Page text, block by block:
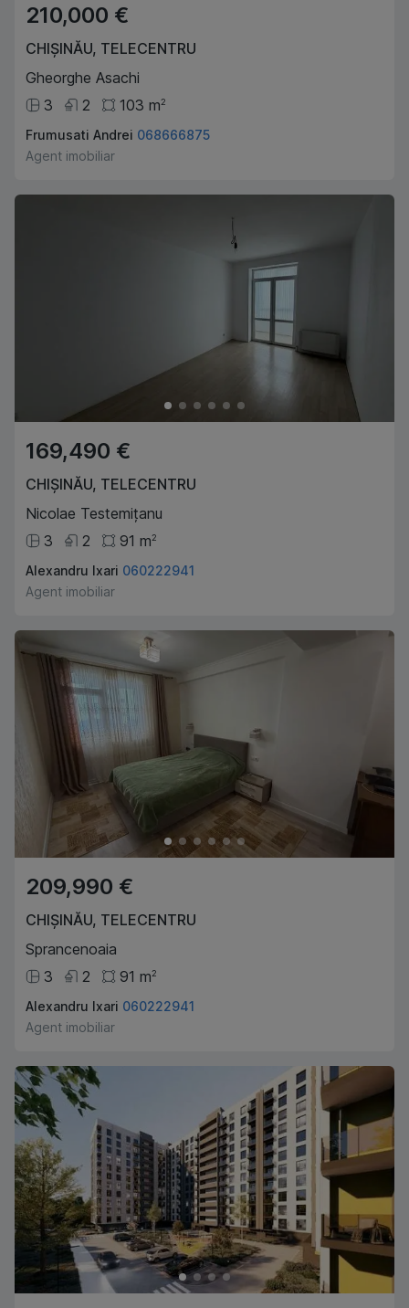
210,000 €
CHIȘINĂU, TELECENTRU
Gheorghe Asachi
3
2 103 m2
Frumusati Andrei 068666875
Agent imobiliar
169,490 €
CHIȘINĂU, TELECENTRU
Nicolae Testemițanu
3
2 91 m2
Alexandru Ixari 060222941
Agent imobiliar
209,990 €
CHIȘINĂU, TELECENTRU
Sprancenoaia
3
2 91 m2
Alexandru Ixari 060222941
Agent imobiliar